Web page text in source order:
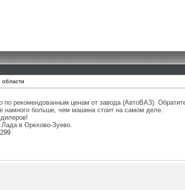
рекомендованным ценам от завода (АвтоВАЗ).
намного больше, чем машина стоит на самом деле.
в Орехово-Зуево.